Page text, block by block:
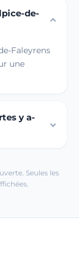
de-
Faleyrens
une
y a-
Seules les